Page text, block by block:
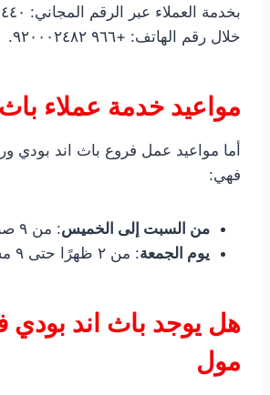
خلال رقم الهاتف: +٩٦٦ ٩٢٠٠٠٢٤٨٢.
مواعيد خدمة عملاء
أما مواعيد عمل فروع باث اند
فهي:
من السبت إلى الخميس: من ٩ صباحًا حتى ٩ مساءً.
يوم الجمعة: من ٢ ظهرًا حتى ٩ مساءً.
هل يوجد باث اند بودي
مول